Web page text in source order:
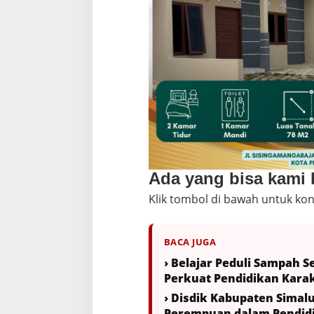
Ada yang bisa kami
Klik tombol di bawah untuk
BACA JUGA
› Belajar Peduli Sampah
Perkuat Pendidikan
› Disdik Kabupaten